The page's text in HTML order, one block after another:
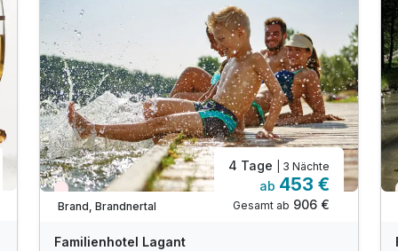
Nur noch Restplätze
Brand, Brandnertal
4 Tage | 3 Nächte
ab 453 €
Gesamt ab 906 €
Familienhotel Lagant